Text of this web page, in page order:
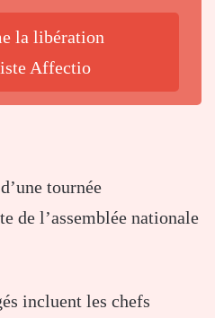
la libération
Affectio
tournée
de l’assemblée nationale
incluent les chefs